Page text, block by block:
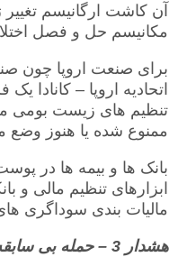
آن کاشت ارگانیسم
مکانیسم حل و فصل
برای صنعت اروپا چون
اتحادیه اروپا –
تنظیم های زیست بومی
ممنوع شده یا هنوز وضع
بانک ها و بیمه ها در
ابزارهای تنظیم مالی و
مالیات بندی سوداگری
هشدار 3 – حمله